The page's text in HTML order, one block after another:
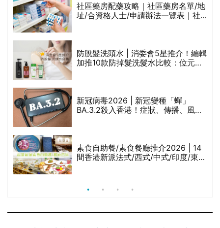
社區藥房配藥攻略｜社區藥房名單/地
址/合資格人士/申請辦法一覽表｜社
防脫髮洗頭水 | 消委會5星推介！編輯
加推10款防掉髮洗髮水比較：位元
新冠病毒2026 | 新冠變種「蟬」
BA.3.2殺入香港！症狀、傳播、風險
素食自助餐/素食餐廳推介2026 | 14
間香港新派法式/西式/中式/印度/東南